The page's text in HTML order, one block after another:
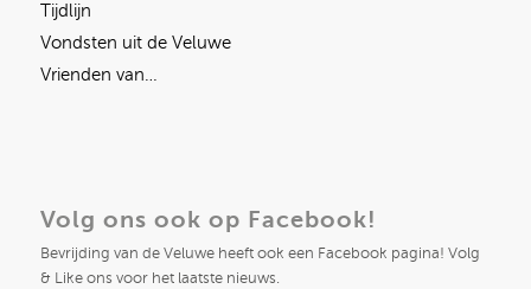
Tijdlijn
Vondsten uit de Veluwe
Vrienden van…
Volg ons ook op Facebook!
Bevrijding van de Veluwe heeft ook een Facebook pagina! Volg
& Like ons voor het laatste nieuws.